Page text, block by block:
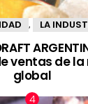
, LA
ventas de
global